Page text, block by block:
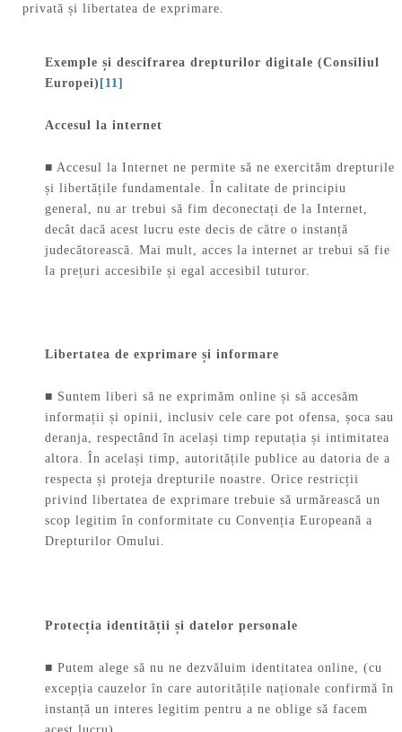
privată și libertatea de exprimare.
Exemple și descifrarea drepturilor digitale (Consiliul
Europei) [11]
Accesul la internet
■ Accesul la Internet ne permite să ne exercităm drepturile
și libertățile fundamentale. În calitate de principiu
general, nu ar trebui să fim deconectați de la Internet,
decât dacă acest lucru este decis de către o instanță
judecătorească. Mai mult, acces la internet ar trebui să fie
la prețuri accesibile și egal accesibil tuturor.
Libertatea de exprimare și informare
■ Suntem liberi să ne exprimăm online și să accesăm
informații și opinii, inclusiv cele care pot ofensa, șoca sau
deranja, respectând în același timp reputația și intimitatea
altora. În același timp, autoritățile publice au datoria de a
respecta și proteja drepturile noastre. Orice restricții
privind libertatea de exprimare trebuie să urmărească un
scop legitim în conformitate cu Convenția Europeană a
Drepturilor Omului.
Protecția identității și datelor personale
■ Putem alege să nu ne dezvăluim identitatea online, (cu
excepția cauzelor în care autoritățile naționale confirmă în
instanță un interes legitim pentru a ne oblige să facem